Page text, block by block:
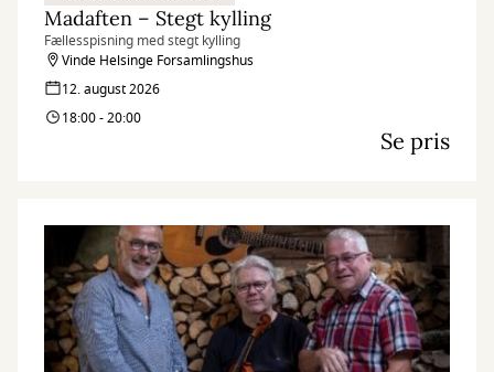
Madaften – Stegt kylling
Fællesspisning med stegt kylling
Vinde Helsinge Forsamlingshus
12. august 2026
18:00 - 20:00
Se pris